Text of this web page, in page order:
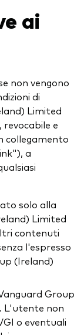
ai
non vengono
di
Limited
e
collegamento
a
solo alla
Limited
contenuti
l'espresso
(Ireland)
Group
L'utente non
o eventuali